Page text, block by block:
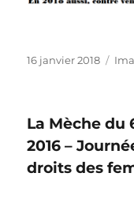
Publié
16 janvier 2018
La Mèche du
2016 –
droits des